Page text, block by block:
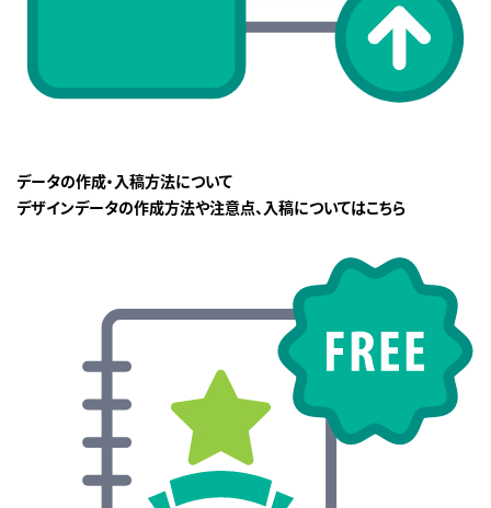
データの作成・入稿方法について
デザインデータの作成方法や注意点、入稿についてはこちら